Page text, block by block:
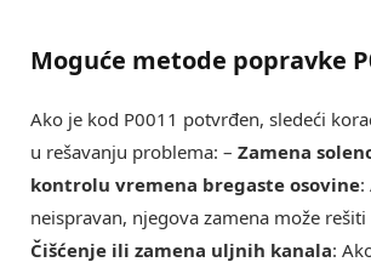
Moguće metode popravke
Ako je kod P0011 potvrđen, sledeći
u rešavanju problema: – Zamena
kontrolu vremena bregaste osovine:
neispravan, njegova zamena može
Čišćenje ili zamena uljnih kanala: